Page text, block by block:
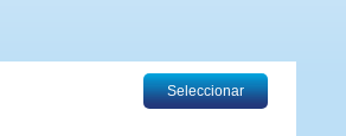
Seleccionar